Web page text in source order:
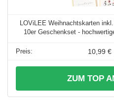
LOViLEE Weihnachtskarten
10er Geschenkset -
10,99 €
ZUM TOP